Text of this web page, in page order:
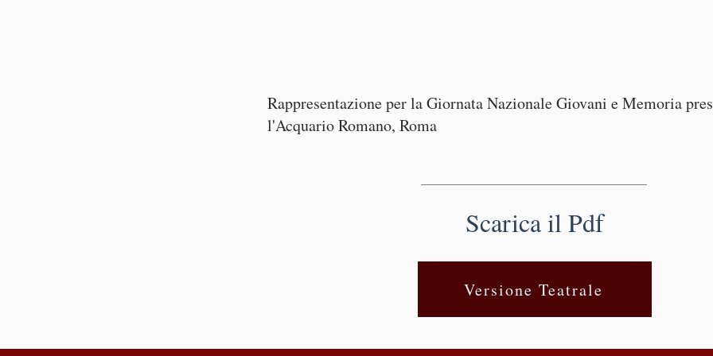
Rappresentazione per la Giornata Nazionale Giovani e Memoria
l'Acquario Romano, Roma
Scarica il Pdf
Versione Teatrale